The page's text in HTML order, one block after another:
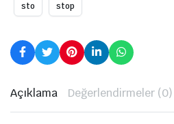
sto stop
Açıklama Değerlendirmeler (0)